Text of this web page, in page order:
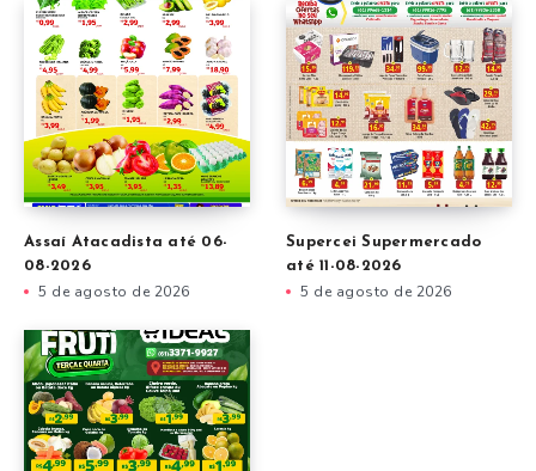
Assaí Atacadista até 06-
08-2026
5 de agosto de 2026
Supercei Supermercado
até 11-08-2026
5 de agosto de 2026